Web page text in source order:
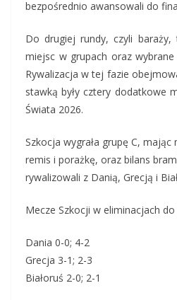
bezpośrednio awansowali do
Do drugiej rundy, czyli baraży,
miejsc w grupach oraz
Rywalizacja w tej fazie
stawką były cztery dodatkowe
Świata 2026.
Szkocja wygrała grupę C, mając
remis i porażkę, oraz bilans
rywalizowali z Danią, Grecją i
Mecze Szkocji w eliminacjach
Dania 0-0; 4-2
Grecja 3-1; 2-3
Białoruś 2-0; 2-1